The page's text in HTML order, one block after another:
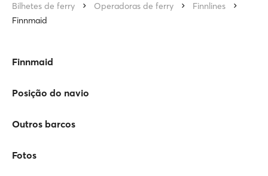
Bilhetes de ferry Operadoras de ferry
Finnlines
Finnmaid
Finnmaid
Posição do navio
Outros barcos
Fotos